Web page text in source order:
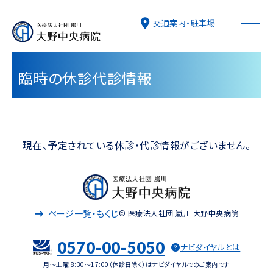
交通案内・駐車場
外来診療
入院・面会
診療科
特長と取り組み
臨時の休診代診情報
現在、予定されている休診・代診情報がございません。
0570-00-5050 ナビダイヤルとは
月～土曜 8:30～17:00（休診日除く）はナビダイヤルでのご案内です
ページ一覧・もくじ© 医療法人社団 嵐川 大野中央病院